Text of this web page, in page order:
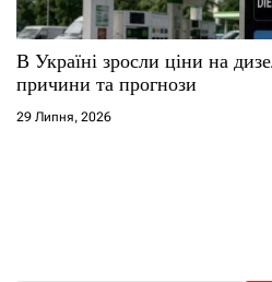
В Україні зросли ціни на
причини та прогнози
29 Липня, 2026